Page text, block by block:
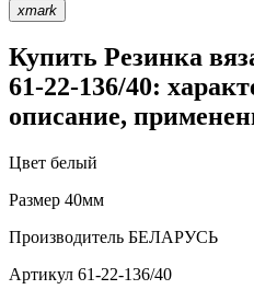
xmark
Купить Резинка
61-22-136/40:
описание,
Цвет белый
Размер 40мм
Производитель БЕЛАРУСЬ
Артикул 61-22-136/40